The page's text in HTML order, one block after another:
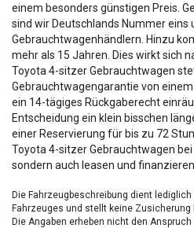
einem besonders günstigen Preis.
sind wir Deutschlands Nummer eins
Gebrauchtwagenhändlern. Hinzu
mehr als 15 Jahren. Dies wirkt sich
Toyota 4-sitzer Gebrauchtwagen
Gebrauchtwagengarantie von
ein 14-tägiges Rückgaberecht
Entscheidung ein klein bisschen
einer Reservierung für bis zu 72
Toyota 4-sitzer Gebrauchtwagen
sondern auch leasen und
Die Fahrzeugbeschreibung dient
Fahrzeuges und stellt keine Zusicherung
Die Angaben erheben nicht den